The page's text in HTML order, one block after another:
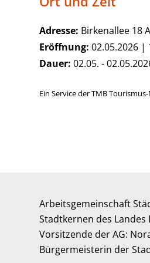
Adresse: Birkenallee 18
Eröffnung: 02.05.2026 |
Dauer: 02.05. -
Ein Service der TMB
Arbeitsgemeinschaft
Stadtkernen des
Vorsitzende der AG:
Bürgermeisterin der